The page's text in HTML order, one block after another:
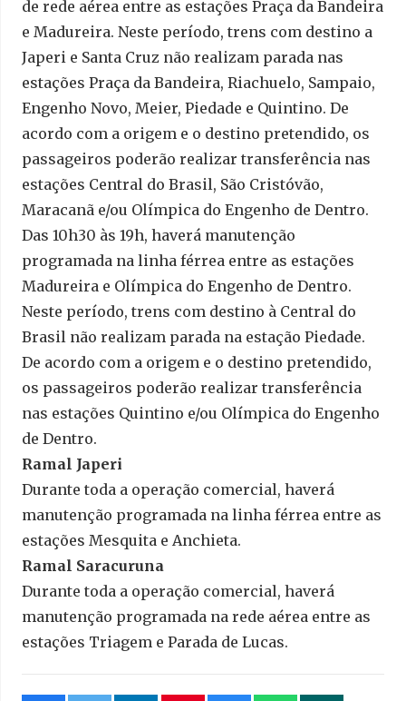
de rede aérea entre as estações Praça da Bandeira
e Madureira. Neste período, trens com destino a
Japeri e Santa Cruz não realizam parada nas
estações Praça da Bandeira, Riachuelo, Sampaio,
Engenho Novo, Meier, Piedade e Quintino. De
acordo com a origem e o destino pretendido, os
passageiros poderão realizar transferência nas
estações Central do Brasil, São Cristóvão,
Maracanã e/ou Olímpica do Engenho de Dentro.
Das 10h30 às 19h, haverá manutenção
programada na linha férrea entre as estações
Madureira e Olímpica do Engenho de Dentro.
Neste período, trens com destino à Central do
Brasil não realizam parada na estação Piedade.
De acordo com a origem e o destino pretendido,
os passageiros poderão realizar transferência
nas estações Quintino e/ou Olímpica do Engenho
de Dentro.
Ramal Japeri
Durante toda a operação comercial, haverá
manutenção programada na linha férrea entre as
estações Mesquita e Anchieta.
Ramal Saracuruna
Durante toda a operação comercial, haverá
manutenção programada na rede aérea entre as
estações Triagem e Parada de Lucas.